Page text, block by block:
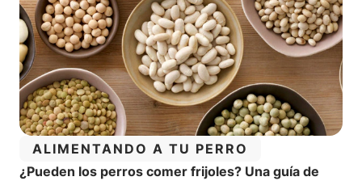
CATEGORÍA:
ALIMENTANDO A TU PERRO
¿Pueden los perros comer frijoles? Una guía de